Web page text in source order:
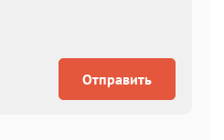
Отправить